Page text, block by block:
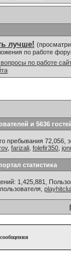
лучше!
по работе
по работе
и 5636
пребывания 72,056,
, farizali folefir350
статистика
1,425,881,